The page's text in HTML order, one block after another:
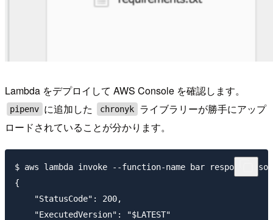
Lambda をデプロイして AWS Console を確認します。
pipenv に追加した chronyk
ライブラリーが勝手にアップ
ロードされていることが分かります。
$ aws lambda invoke --function-name bar
{
    "StatusCode": 200,
    "ExecutedVersion": "$LATEST"